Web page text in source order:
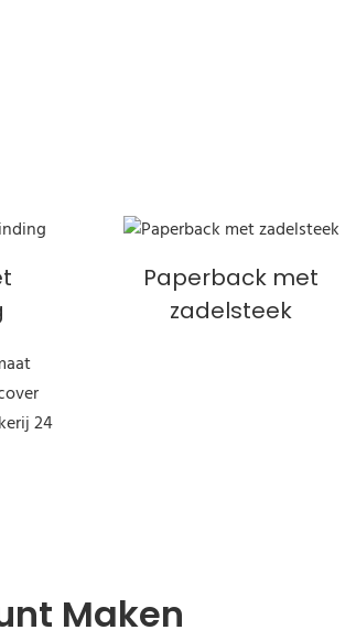
Paperback met
zadelsteek
Maken